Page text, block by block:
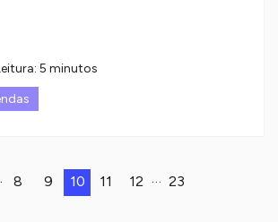
5 minutos
8 9 10 11 12 … 23